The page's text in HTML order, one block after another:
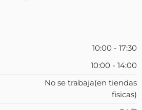
10:00 - 17:30
10:00 - 14:00
No se trabaja(en tiendas
fisicas)